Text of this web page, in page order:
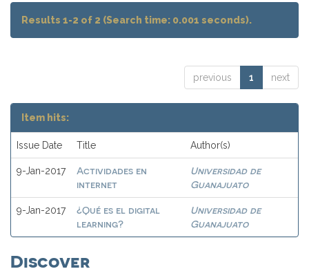
Results 1-2 of 2 (Search time: 0.001 seconds).
previous 1 next
Item hits:
Issue Date Title Author(s)
9-Jan-2017
Actividades en
internet
Universidad de
Guanajuato
9-Jan-2017
¿Qué es el digital
learning?
Universidad de
Guanajuato
Discover